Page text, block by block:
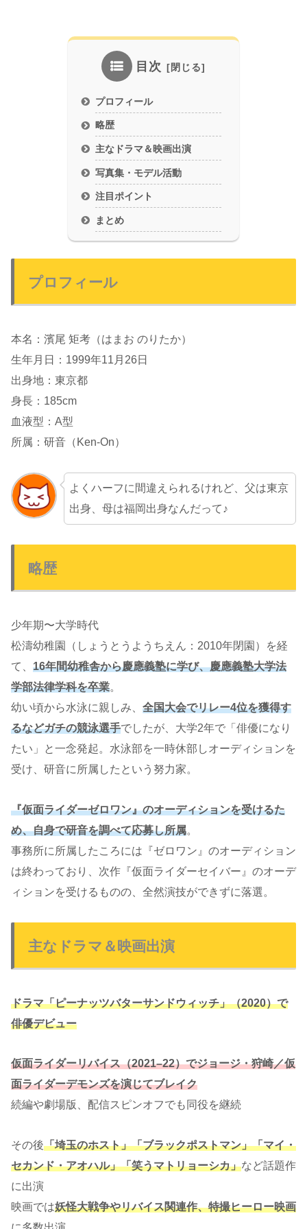
目次
プロフィール
略歴
主なドラマ＆映画出演
写真集・モデル活動
注目ポイント
まとめ
プロフィール
本名：濱尾 矩考（はまお のりたか）
生年月日：1999年11月26日
出身地：東京都
身長：185cm
血液型：A型
所属：研音（Ken-On）
よくハーフに間違えられるけれど、父は東京
出身、母は福岡出身なんだって♪
略歴
少年期〜大学時代
松濤幼稚園（しょうとうようちえん：2010年閉園）を経
て、 16年間幼稚舎から慶應義塾に学び、慶應義塾大学法
学部法律学科を卒業。
幼い頃から水泳に親しみ、 全国大会でリレー4位を獲得す
るなどガチの競泳選手でしたが、大学2年で「俳優になり
たい」と一念発起。水泳部を一時休部しオーディションを
受け、研音に所属したという努力家。
『仮面ライダーゼロワン』のオーディションを受けるた
め、自身で研音を調べて応募し所属。
事務所に所属したころには『ゼロワン』のオーディション
は終わっており、次作『仮面ライダーセイバー』のオーデ
ィションを受けるものの、全然演技ができずに落選。
主なドラマ＆映画出演
ドラマ「ピーナッツバターサンドウィッチ」（2020）で
俳優デビュー
仮面ライダーリバイス（2021–22）でジョージ・狩崎／仮
面ライダーデモンズを演じてブレイク
続編や劇場版、配信スピンオフでも同役を継続
その後「埼玉のホスト」「ブラックポストマン」「マイ・
セカンド・アオハル」「笑うマトリョーシカ」など話題作
に出演
映画では妖怪大戦争やリバイス関連作、特撮ヒーロー映画